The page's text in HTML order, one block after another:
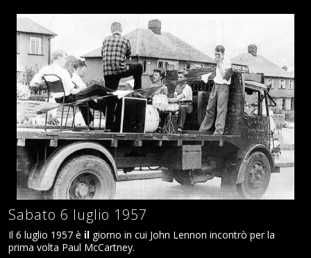
Sabato 6 luglio 1957
Il 6 luglio 1957 è il giorno in cui John Lennon incontrò per la
prima volta Paul McCartney.